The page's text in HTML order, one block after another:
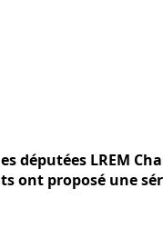
LREM
ont proposé une